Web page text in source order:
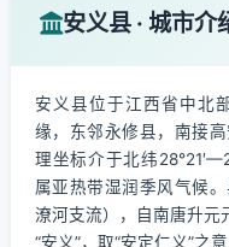
安义县 · 城市介
安义县位于江西省中北
缘，东邻永修县，南接
理坐标介于北纬
属亚热带湿润季风气候
潦河支流），自南唐升元
“安义”，取“安定仁义”之